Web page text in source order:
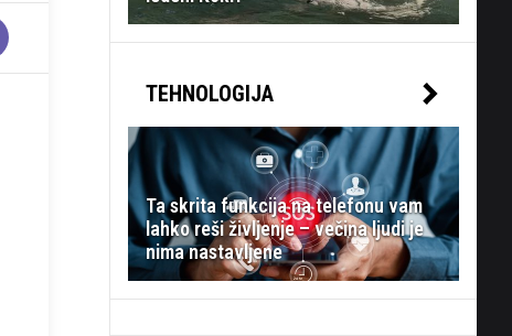
TEHNOLOGIJA
Ta skrita funkcija na telefonu vam
lahko reši življenje – večina ljudi je
nima nastavljene